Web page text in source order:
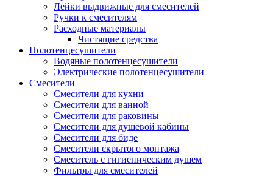
Лейки выдвижные для смесителей
Ручки к смесителям
Расходные материалы
Чистящие средства
Полотенцесушители
Водяные полотенцесушители
Электрические полотенцесушители
Смесители
Смесители для кухни
Смесители для ванной
Смесители для раковины
Смесители для душевой кабины
Смесители для биде
Смесители скрытого монтажа
Смеситель с гигиеническим душем
Фильтры для смесителей